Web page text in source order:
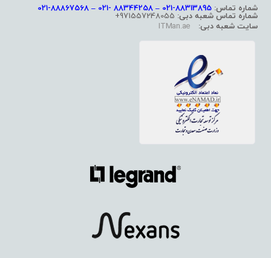
شماره تماس: 88313895-021 – 88344258 -021 – 88867568-021
شماره تماس شعبه دبی:971557248055+
سایت شعبه دبی: ITMan.ae